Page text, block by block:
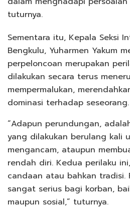
tuturnya.
Sementara itu, Kepala Seksi
Bengkulu, Yuharmen Yakum
perpeloncoan merupakan
dilakukan secara terus
mempermalukan,
dominasi terhadap seseorang.
“Adapun perundungan,
yang dilakukan berulang kali
mengancam, ataupun
rendah diri. Kedua perilaku
candaan atau bahkan tradisi.
sangat serius bagi korban,
maupun sosial,” tuturnya.